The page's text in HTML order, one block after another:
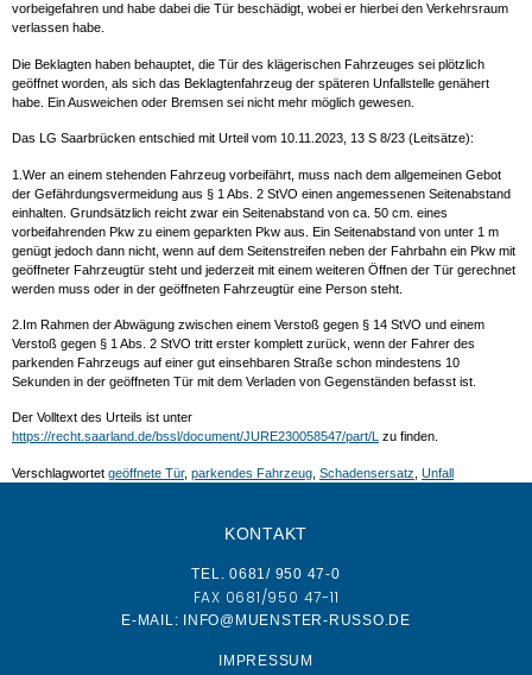
vorbeigefahren und habe dabei die Tür beschädigt, wobei er hierbei den Verkehrsraum
verlassen habe.
Die Beklagten haben behauptet, die Tür des klägerischen Fahrzeuges sei plötzlich
geöffnet worden, als sich das Beklagtenfahrzeug der späteren Unfallstelle genähert
habe. Ein Ausweichen oder Bremsen sei nicht mehr möglich gewesen.
Das LG Saarbrücken entschied mit Urteil vom 10.11.2023, 13 S 8/23 (Leitsätze):
1.Wer an einem stehenden Fahrzeug vorbeifährt, muss nach dem allgemeinen Gebot
der Gefährdungsvermeidung aus § 1 Abs. 2 StVO einen angemessenen Seitenabstand
einhalten. Grundsätzlich reicht zwar ein Seitenabstand von ca. 50 cm. eines
vorbeifahrenden Pkw zu einem geparkten Pkw aus. Ein Seitenabstand von unter 1 m
genügt jedoch dann nicht, wenn auf dem Seitenstreifen neben der Fahrbahn ein Pkw mit
geöffneter Fahrzeugtür steht und jederzeit mit einem weiteren Öffnen der Tür gerechnet
werden muss oder in der geöffneten Fahrzeugtür eine Person steht.
2.Im Rahmen der Abwägung zwischen einem Verstoß gegen § 14 StVO und einem
Verstoß gegen § 1 Abs. 2 StVO tritt erster komplett zurück, wenn der Fahrer des
parkenden Fahrzeugs auf einer gut einsehbaren Straße schon mindestens 10
Sekunden in der geöffneten Tür mit dem Verladen von Gegenständen befasst ist.
Der Volltext des Urteils ist unter
https://recht.saarland.de/bssl/document/JURE230058547/part/L zu finden.
Verschlagwortet geöffnete Tür, parkendes Fahrzeug Schadensersatz Unfall
KONTAKT
TEL. 0681/ 950 47-0
FAX 0681/950 47-11
E-MAIL: INFO@MUENSTER-RUSSO.DE
IMPRESSUM